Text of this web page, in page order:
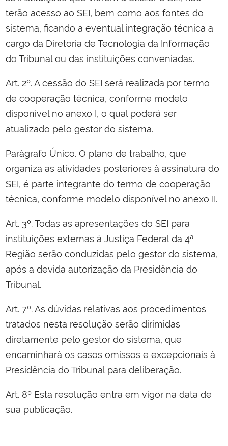
terão acesso ao SEI, bem como aos fontes do
sistema, ficando a eventual integração técnica a
cargo da Diretoria de Tecnologia da Informação
do Tribunal ou das instituições conveniadas.
Art. 2º. A cessão do SEI será realizada por termo
de cooperação técnica, conforme modelo
disponível no anexo I, o qual poderá ser
atualizado pelo gestor do sistema.
Parágrafo Único. O plano de trabalho, que
organiza as atividades posteriores à assinatura do
SEI, é parte integrante do termo de cooperação
técnica, conforme modelo disponível no anexo II.
Art. 3º. Todas as apresentações do SEI para
instituições externas à Justiça Federal da 4ª
Região serão conduzidas pelo gestor do sistema,
após a devida autorização da Presidência do
Tribunal.
Art. 7º. As dúvidas relativas aos procedimentos
tratados nesta resolução serão dirimidas
diretamente pelo gestor do sistema, que
encaminhará os casos omissos e excepcionais à
Presidência do Tribunal para deliberação.
Art. 8º Esta resolução entra em vigor na data de
sua publicação.